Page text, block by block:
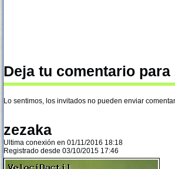
Deja tu comentario para
Lo sentimos, los invitados no pueden enviar
zezaka
Ultima conexión en 01/11/2016 18:18
Registrado desde 03/10/2015 17:46